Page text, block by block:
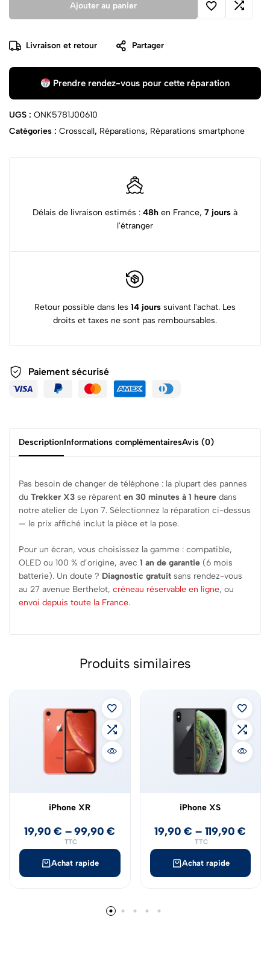
Ajouter au panier
Livraison et retour Partager
Prendre rendez-vous pour cette réparation
UGS : ONK5781J00610
Catégories : Crosscall, Réparations, Réparations smartphone
Délais de livraison estimés : 48h en France, 7 jours à
l'étranger
Retour possible dans les 14 jours suivant l'achat. Les
droits et taxes ne sont pas remboursables.
Paiement sécurisé
DescriptionInformations complémentairesAvis (0)
Pas besoin de changer de téléphone : la plupart des pannes
du Trekker X3 se réparent en 30 minutes à 1 heure dans
notre atelier de Lyon 7. Sélectionnez la réparation ci-dessus
— le prix affiché inclut la pièce et la pose.
Pour un écran, vous choisissez la gamme : compatible,
OLED ou 100 % d’origine, avec 1 an de garantie (6 mois
batterie). Un doute ? Diagnostic gratuit sans rendez-vous
au 27 avenue Berthelot, créneau réservable en ligne, ou
envoi depuis toute la France.
Produits similaires
Achat rapide
iPhone XR
19,90€ –99,90€
TTC
Achat rapide
iPhone XS
19,90€ – 119,90€
TTC